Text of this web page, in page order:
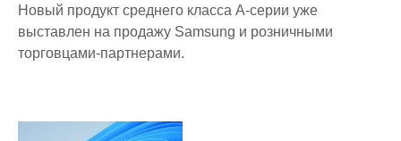
Новый продукт среднего класса A-серии уже
выставлен на продажу Samsung и розничными
торговцами-партнерами.